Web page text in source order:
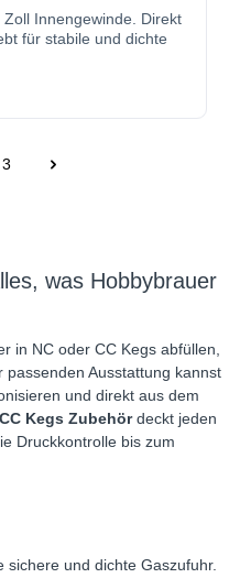
Innengewinde. Direkt
für stabile und dichte
Seite
3
was Hobbybrauer
in NC oder CC Kegs abfüllen,
Ausstattung kannst
und direkt aus dem
Kegs Zubehördeckt jeden
Druckkontrolle bis zum
sichere und dichte Gaszufuhr.